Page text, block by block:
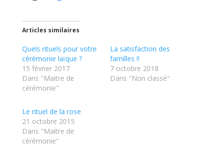
Articles similaires
Quels rituels pour votre
cérémonie laïque ?
15 février 2017
Dans "Maitre de
cérémonie"
La satisfaction des
familles !!
7 octobre 2018
Dans "Non classé"
Le rituel de la rose
21 octobre 2015
Dans "Maitre de
cérémonie"